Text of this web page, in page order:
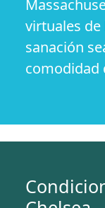
virtuales de
sanación
comodidad